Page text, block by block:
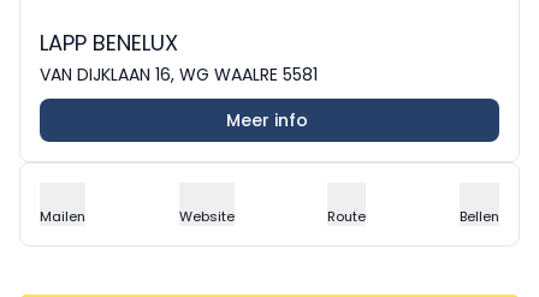
LAPP BENELUX
VAN DIJKLAAN 16, WG WAALRE 5581
Meer info
Mailen Website Route Bellen